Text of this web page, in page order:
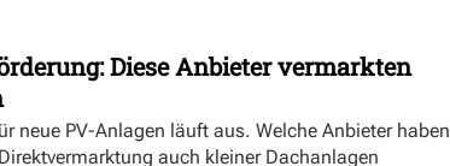
Diese Anbieter vermarkten
neue PV-Anlagen läuft aus. Welche Anbieter haben
auch kleiner Dachanlagen